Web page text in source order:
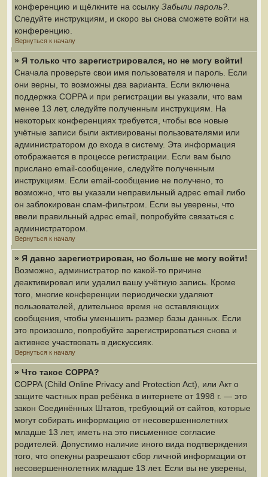
конференцию и щёлкните на ссылку Забыли пароль?
Следуйте инструкциям, и скоро вы снова сможете войти на
конференцию.
Вернуться к началу
» Я только что зарегистрировался, но не могу войти!
Сначала проверьте свои имя пользователя и пароль. Если
они верны, то возможны два варианта. Если включена
поддержка COPPA и при регистрации вы указали, что вам
менее 13 лет, следуйте полученным инструкциям. На
некоторых конференциях требуется, чтобы все новые
учётные записи были активированы пользователями или
администратором до входа в систему. Эта информация
отображается в процессе регистрации. Если вам было
прислано email-сообщение, следуйте полученным
инструкциям. Если email-сообщение не получено, то
возможно, что вы указали неправильный адрес email либо
он заблокирован спам-фильтром. Если вы уверены, что
ввели правильный адрес email, попробуйте связаться с
администратором.
Вернуться к началу
» Я давно зарегистрирован, но больше не могу войти!
Возможно, администратор по какой-то причине
деактивировал или удалил вашу учётную запись. Кроме
того, многие конференции периодически удаляют
пользователей, длительное время не оставляющих
сообщения, чтобы уменьшить размер базы данных. Если
это произошло, попробуйте зарегистрироваться снова и
активнее участвовать в дискуссиях.
Вернуться к началу
» Что такое COPPA?
COPPA (Child Online Privacy and Protection Act), или Акт о
защите частных прав ребёнка в интернете от 1998 г. — это
закон Соединённых Штатов, требующий от сайтов, которые
могут собирать информацию от несовершеннолетних
младше 13 лет, иметь на это письменное согласие
родителей. Допустимо наличие иного вида подтверждения
того, что опекуны разрешают сбор личной информации от
несовершеннолетних младше 13 лет. Если вы не уверены,